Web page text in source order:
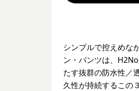
シンプルで控えめな
ン・パンツは、
たす抜群の防水性／
久性が持続するこの